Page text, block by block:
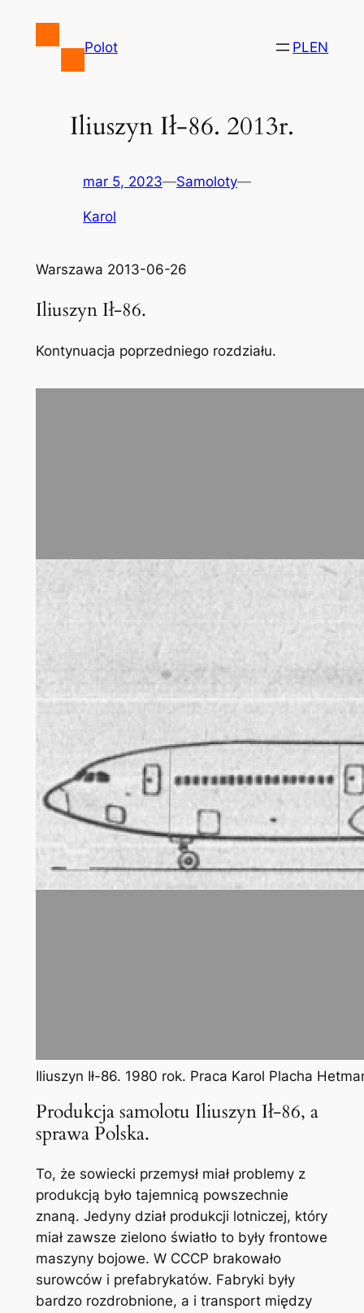
Polot PLEN
Iliuszyn Ił-86. 2013r.
mar 5, 2023—Samoloty—
Karol
Warszawa 2013-06-26
Iliuszyn Ił-86.
Kontynuacja poprzedniego rozdziału.
Iliuszyn Ił-86. 1980 rok. Praca Karol Placha
Produkcja samolotu Iliuszyn Ił-86, a
sprawa Polska.
To, że sowiecki przemysł miał problemy z
produkcją było tajemnicą powszechnie
znaną. Jedyny dział produkcji lotniczej, który
miał zawsze zielono światło to były frontowe
maszyny bojowe. W CCCP brakowało
surowców i prefabrykatów. Fabryki były
bardzo rozdrobnione, a i transport między